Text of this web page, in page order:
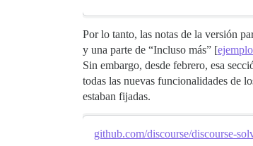
Por lo tanto, las notas de la versión
y una parte de “Incluso más” [ejemplo
Sin embargo, desde febrero, esa
todas las nuevas funcionalidades de
estaban fijadas.
github.com/discourse/discourse-